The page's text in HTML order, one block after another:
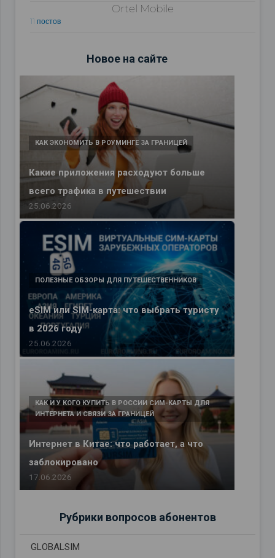
Ortel Mobile
11 постов
Новое на сайте
Какие приложения расходуют больше
всего трафика в путешествии
КАК ЭКОНОМИТЬ В РОУМИНГЕ ЗА ГРАНИЦЕЙ
25.06.2026
eSIM или SIM-карта: что выбрать туристу
в 2026 году
ПОЛЕЗНЫЕ ОБЗОРЫ ДЛЯ ПУТЕШЕСТВЕННИКОВ
25.06.2026
Интернет в Китае: что работает, а что
заблокировано
КАК И У КОГО КУПИТЬ В РОССИИ СИМ-КАРТЫ ДЛЯ
ИНТЕРНЕТА И СВЯЗИ ЗА ГРАНИЦЕЙ
17.06.2026
Рубрики вопросов абонентов
GLOBALSIM